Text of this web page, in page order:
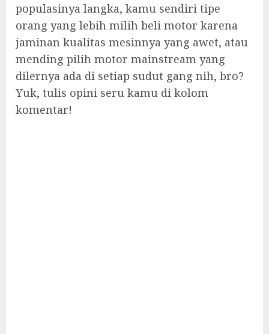
populasinya langka, kamu sendiri tipe
orang yang lebih milih beli motor karena
jaminan kualitas mesinnya yang awet, atau
mending pilih motor mainstream yang
dilernya ada di setiap sudut gang nih, bro?
Yuk, tulis opini seru kamu di kolom
komentar!